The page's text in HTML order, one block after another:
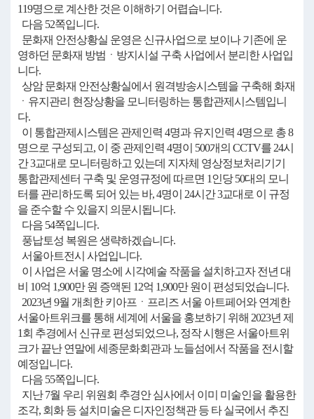
119명으로 계산한 것은 이해하기 어렵습니다.
다음 52쪽입니다.
문화재 안전상황실 운영은 신규사업으로 보이나 기존에 운
영하던 문화재 방범ㆍ방지시설 구축 사업에서 분리한 사업입
니다.
상암 문화재 안전상황실에서 원격방송시스템을 구축해 화재
ㆍ유지관리 현장상황을 모니터링하는 통합관제시스템입니
다.
이 통합관제시스템은 관제인력 4명과 유지인력 4명으로 총 8
명으로 구성되고, 이 중 관제인력 4명이 500개의 CCTV를 24시
간 3교대로 모니터링하고 있는데 지자체 영상정보처리기기
통합관제센터 구축 및 운영규정에 따르면 1인당 50대의 모니
터를 관리하도록 되어 있는 바, 4명이 24시간 3교대로 이 규정
을 준수할 수 있을지 의문시됩니다.
다음 54쪽입니다.
풍납토성 복원은 생략하겠습니다.
서울아트전시 사업입니다.
이 사업은 서울 명소에 시각예술 작품을 설치하고자 전년 대
비 10억 1,900만 원 증액된 12억 1,900만 원이 편성되었습니다.
2023년 9월 개최한 키아프ㆍ프리즈 서울 아트페어와 연계한
서울아트위크를 통해 세계에 서울을 홍보하기 위해 2023년 제
1회 추경에서 신규로 편성되었으나, 정작 시행은 서울아트위
크가 끝난 연말에 세종문화회관과 노들섬에서 작품을 전시할
예정입니다.
다음 55쪽입니다.
지난 7월 우리 위원회 추경안 심사에서 이미 미술인을 활용한
조각, 회화 등 설치미술은 디자인정책관 등 타 실국에서 추진